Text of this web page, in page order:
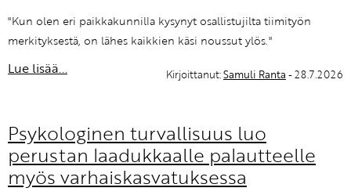
"Kun olen eri paikkakunnilla kysynyt osallistujilta tiimityön
merkityksestä, on lähes kaikkien käsi noussut ylös."
Lue lisää... Kirjoittanut:Samuli Ranta - 28.7.2026
Psykologinen turvallisuus luo
perustan laadukkaalle palautteelle
myös varhaiskasvatuksessa